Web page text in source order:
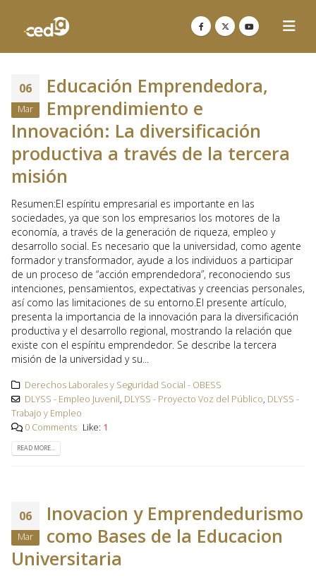
06
Mar
Educación Emprendedora,
Emprendimiento e
Innovación: La diversificación
productiva a través de la tercera
misión
Resumen:El espíritu empresarial es importante en las
sociedades, ya que son los empresarios los motores de la
economía, a través de la generación de riqueza, empleo y
desarrollo social. Es necesario que la universidad, como agente
formador y transformador, ayude a los individuos a participar
de un proceso de “acción emprendedora”, reconociendo sus
intenciones, pensamientos, expectativas y creencias personales,
así como las limitaciones de su entorno.El presente artículo,
presenta la importancia de la innovación para la diversificación
productiva y el desarrollo regional, mostrando la relación que
existe con el espíritu emprendedor. Se describe la tercera
misión de la universidad y su...
Derechos Laborales y Seguridad Social - OBESS
DLYSS - Empleo Juvenil, DLYSS - Proyecto Voz del Público, DLYSS -
Trabajo y Empleo
0 Comments Like: 1
READ MORE...
06
Mar
Inovacion y Emprendedurismo
como Bases de la Educacion
Universitaria